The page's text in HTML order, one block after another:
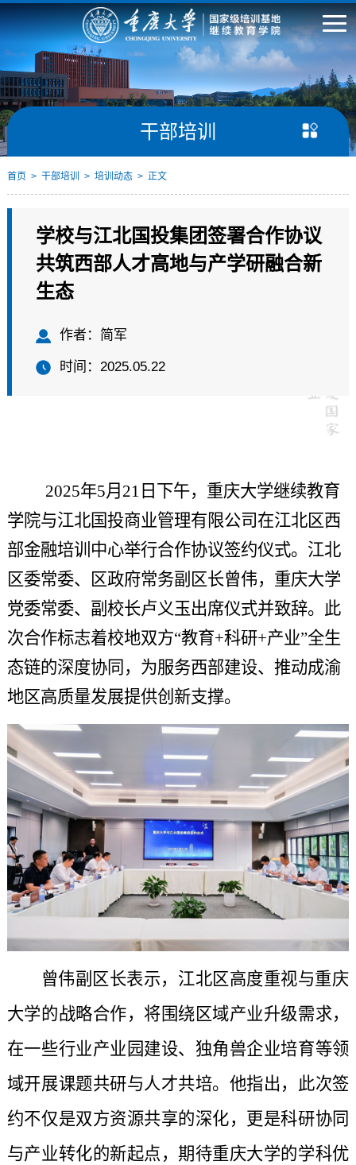
干部培训
培训中心
培训专题
培训保障
首页 > 干部培训 > 培训动态> 正文
学校与江北国投集团签署合作协议
共筑西部人才高地与产学研融合新
生态
作者：简军
时间：2025.05.22
2025年5月21日下午，重庆大学继续教育
学院与江北国投商业管理有限公司在江北区西
部金融培训中心举行合作协议签约仪式。江北
区委常委、区政府常务副区长曾伟，重庆大学
党委常委、副校长卢义玉出席仪式并致辞。此
次合作标志着校地双方“教育+科研+产业”全生
态链的深度协同，为服务西部建设、推动成渝
地区高质量发展提供创新支撑。
曾伟副区长表示，江北区高度重视与重庆
大学的战略合作，将围绕区域产业升级需求，
在一些行业产业园建设、独角兽企业培育等领
域开展课题共研与人才共培。他指出，此次签
约不仅是双方资源共享的深化，更是科研协同
与产业转化的新起点，期待重庆大学的学科优